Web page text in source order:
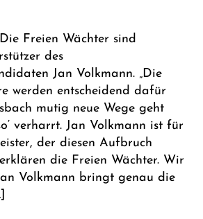
Freien Wächter sind
des
Jan Volkmann. „Die
werden entscheidend dafür
mutig neue Wege geht
verharrt. Jan Volkmann ist für
der diesen Aufbruch
die Freien Wächter. Wir
Volkmann bringt genau die